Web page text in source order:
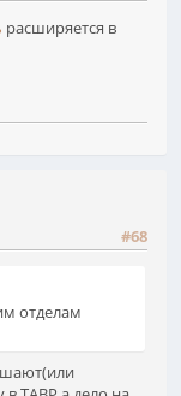
расширяется в
#68
отделам